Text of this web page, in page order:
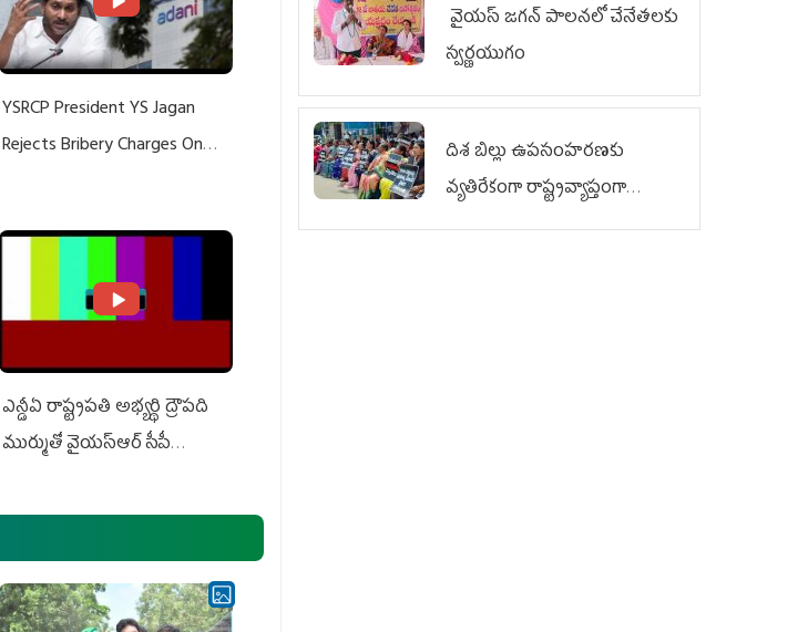
YSRCP President YS Jagan
Rejects Bribery Charges On
ఎన్డీఏ రాష్ట్ర‌ప‌తి అభ్య‌ర్థి ద్రౌప‌ది
ముర్ముతో వైయ‌స్ఆర్ సీపీ
ఎమ్మెల్యేలు, ఎంపీల స‌మావేశం
వైయ‌స్ జగన్ పాలనలో చేనేతలకు
స్వర్ణయుగం
దిశ బిల్లు ఉపసంహరణకు
వ్యతిరేకంగా రాష్ట్రవ్యాప్తంగా
వైయ‌స్ఆర్‌సీపీ మహిళా విభాగం